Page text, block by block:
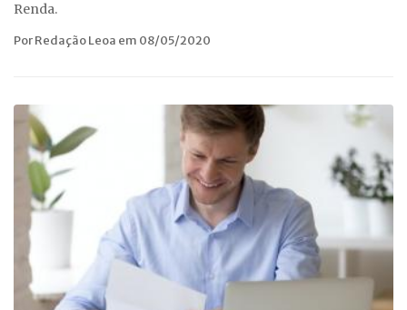
Renda.
Por Redação Leoa em 08/05/2020